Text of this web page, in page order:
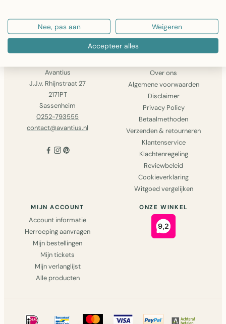
Avantius
J.J.v. Rhijnstraat 27
2171PT
Sassenheim
0252-793555
contact@avantius.nl
Over ons
Algemene voorwaarden
Disclaimer
Privacy Policy
Betaalmethoden
Verzenden & retourneren
Klantenservice
Klachtenregeling
Reviewbeleid
Cookieverklaring
Witgoed vergelijken
MIJN ACCOUNT
Account informatie
Herroeping aanvragen
Mijn bestellingen
Mijn tickets
Mijn verlanglijst
Alle producten
ONZE WINKEL
Nee, pas aan Weigeren
Accepteer alles